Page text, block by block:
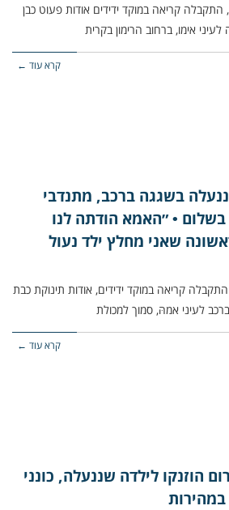
הבוקר (שלישי) בשעה 9:19, התקבלה קריאה במוקד ידידים אודות פעוט כבן
אימו, ברחוב הרימון בקרית
קרא עוד ←
ננעלה בשגגה ברכב, מתנדבי
בשלום • ״האמא הודתה לנו
שאני מחלץ ילד נעול
(רביעי) בשעה 12:33, התקבלה קריאה במוקד ידידים, אודות תינוקת כבת
לעיני אמהּ, סמוך למכולת
קרא עוד ←
הוזנקו לילדה שננעלה, כונני
במהירות